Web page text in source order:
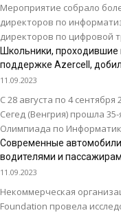
Мероприятие собрало
директоров по
директоров по цифровой
руководителей высшего
государственных
организаций и
Школьники, проходившие
поддержке Azercell,
Международной
11.09.2023
С 28 августа по 4 сентября
Сегед (Венгрия) прошла
Олимпиада по
школьники добились
Современные
водителями и
11.09.2023
Некоммерческая
Foundation провела